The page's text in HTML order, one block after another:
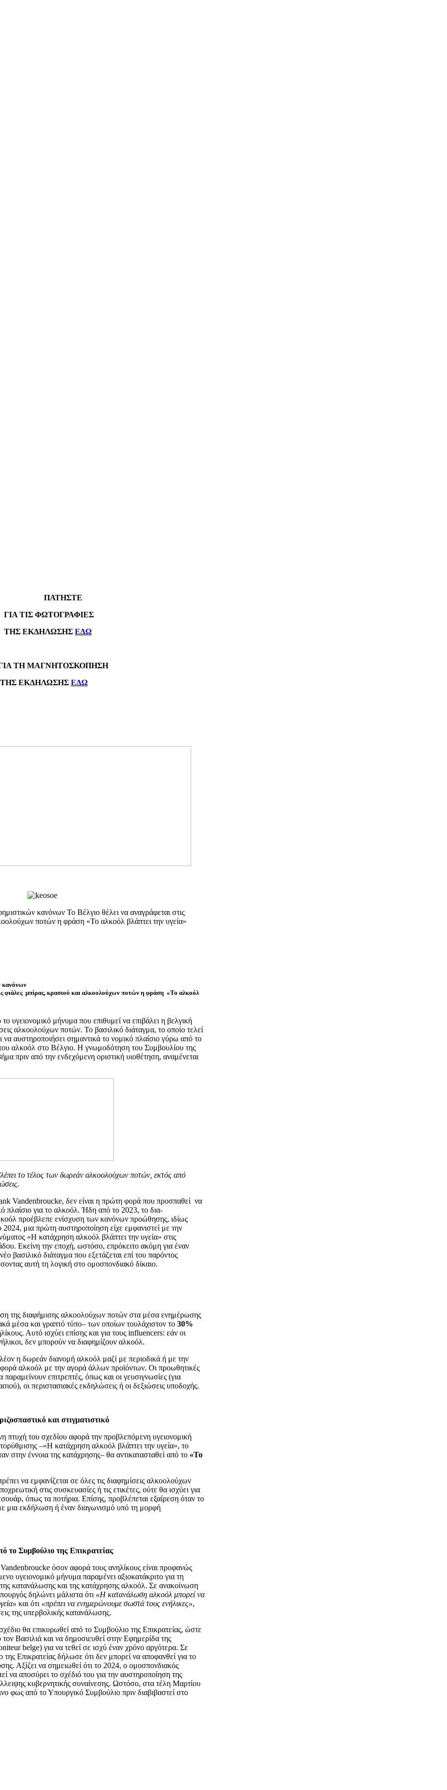
ΠΑΤΗΣΤΕ
ΤΙΣ ΦΩΤΟΓΡΑΦΙΕΣ
ΕΚΔΗΛΩΣΗΣ ΕΔΩ
ΤΗ ΜΑΓΝΗΤΟΣΚΟΠΗΣΗ
ΕΚΔΗΛΩΣΗΣ ΕΔΩ
κανόνων Το Βέλγιο θέλει να αναγράφεται στις
ποτών η φράση «Το αλκοόλ βλάπτει την υγεία»
κανόνων
φιάλες μπίρας, κρασιού και αλκοολούχων ποτών η φράση «Το αλκοόλ
υγειονομικό μήνυμα που επιθυμεί να επιβάλει η βελγική
αλκοολούχων ποτών. Το βασιλικό διάταγμα, το οποίο τελεί
αυστηροποιήσει σημαντικά το νομικό πλαίσιο γύρω από το
αλκοόλ στο Βέλγιο. Η γνωμοδότηση του Συμβουλίου της
πριν από την ενδεχόμενη οριστική υιοθέτηση, αναμένεται
το τέλος των δωρεάν αλκοολούχων ποτών, εκτός από
Vandenbroucke, δεν είναι η πρώτη φορά που προσπαθεί να
πλαίσιο για το αλκοόλ. Ήδη από το 2023, το δια-
προέβλεπε ενίσχυση των κανόνων προώθησης, ιδίως
μια πρώτη αυστηροποίηση είχε εμφανιστεί με την
«Η κατάχρηση αλκοόλ βλάπτει την υγεία» στις
Εκείνη την εποχή, ωστόσο, επρόκειτο ακόμη για έναν
βασιλικό διάταγμα που εξετάζεται επί του παρόντος
αυτή τη λογική στο ομοσπονδιακό δίκαιο.
της διαφήμισης αλκοολούχων ποτών στα μέσα ενημέρωσης
μέσα και γραπτό τύπο– των οποίων τουλάχιστον το 30%
Αυτό ισχύει επίσης και για τους influencers: εάν οι
δεν μπορούν να διαφημίζουν αλκοόλ.
η δωρεάν διανομή αλκοόλ μαζί με περιοδικά ή με την
αλκοόλ με την αγορά άλλων προϊόντων. Οι προωθητικές
επιτρεπτές, όπως και οι γευσιγνωσίες (για
οι περιστασιακές εκδηλώσεις ή οι δεξιώσεις υποδοχής.
και στιγματιστικό
πτυχή του σχεδίου αφορά την προβλεπόμενη υγειονομική
–«Η κατάχρηση αλκοόλ βλάπτει την υγεία», το
στην έννοια της κατάχρησης– θα αντικατασταθεί από το «Το
να εμφανίζεται σε όλες τις διαφημίσεις αλκοολούχων
στις συσκευασίες ή τις ετικέτες, ούτε θα ισχύει για
όπως τα ποτήρια. Επίσης, προβλέπεται εξαίρεση όταν το
μια εκδήλωση ή έναν διαγωνισμό υπό τη μορφή
το Συμβούλιο της Επικρατείας
όσον αφορά τους ανηλίκους είναι προφανώς
υγειονομικό μήνυμα παραμένει αξιοκατάκριτο για τη
κατανάλωσης και της κατάχρησης αλκοόλ. Σε ανακοίνωση
δηλώνει μάλιστα ότι «Η κατανάλωση αλκοόλ μπορεί να
και ότι «πρέπει να ενημερώνουμε σωστά τους ενήλικες»,
της υπερβολικής κατανάλωσης.
θα επικυρωθεί από το Συμβούλιο της Επικρατείας, ώστε
Βασιλιά και να δημοσιευθεί στην Εφημερίδα της
belge) για να τεθεί σε ισχύ έναν χρόνο αργότερα. Σε
Επικρατείας δήλωσε ότι δεν μπορεί να αποφανθεί για το
Αξίζει να σημειωθεί ότι το 2024, ο ομοσπονδιακός
να αποσύρει το σχέδιό του για την αυστηροποίηση της
κυβερνητικής συναίνεσης. Ωστόσο, στα τέλη Μαρτίου
φως από το Υπουργικό Συμβούλιο πριν διαβιβαστεί στο